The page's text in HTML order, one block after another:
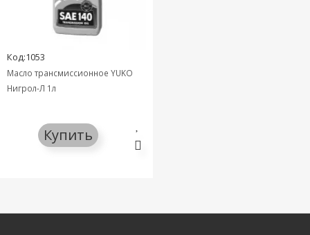
Код:1053
Масло трансмиссионное YUKO
Нигрол-Л 1л
Купить